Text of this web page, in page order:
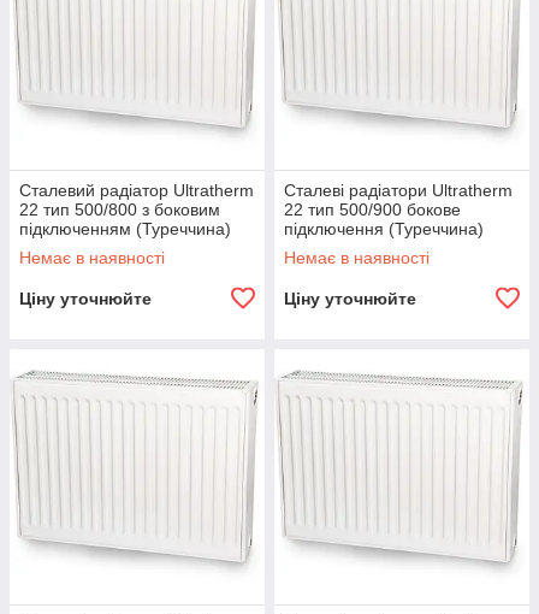
Сталевий радіатор Ultratherm
22 тип 500/800 з боковим
підключенням (Туреччина)
Немає в наявності
Ціну уточнюйте
Сталеві радіатори Ultratherm
22 тип 500/900 бокове
підключення (Туреччина)
Немає в наявності
Ціну уточнюйте